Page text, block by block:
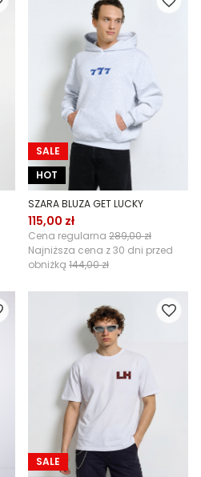
SALE
HOT
SZARA BLUZA GET LUCKY
115,00 zł
Cena regularna 289,00 zł
Najniższa cena z 30 dni przed
obniżką 144,00 zł
SALE